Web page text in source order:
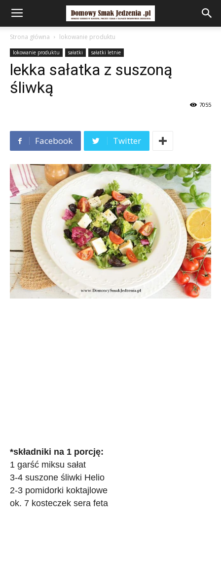
Strona główna lokowanie produktu
lokowanie produktu sałatki sałatki letnie
lekka sałatka z suszoną
śliwką
7055
Facebook Twitter
*składniki na 1 porcję:
1 garść miksu sałat
3-4 suszone śliwki Helio
2-3 pomidorki koktajlowe
ok. 7 kosteczek sera feta